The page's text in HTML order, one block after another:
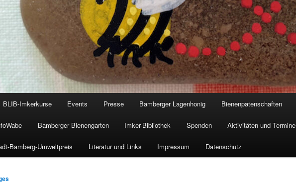
BLIB-Imkerkurse Events Presse Bamberger Lagenhonig Bienenpatenschaften
Bamberger Bienengarten Imker-Bibliothek Spenden Aktivitäten und Termine
Bamberg-Umweltpreis Literatur und Links Impressum Datenschutz